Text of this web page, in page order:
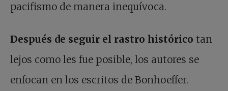
pacifismo de manera inequívoca.
Después de seguir el rastro histórico tan
lejos como les fue posible, los autores se
enfocan en los escritos de Bonhoeffer.